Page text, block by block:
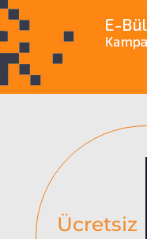
Ücretsiz